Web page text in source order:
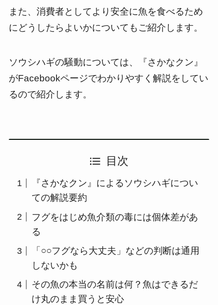
また、消費者としてより安全に魚を食べるため
にどうしたらよいかについてもご紹介します。
ソウシハギの騒動については、『さかなクン』
がFacebookページでわかりやすく解説をしてい
るので紹介します。
目次
『さかなクン』によるソウシハギについ
ての解説要約
フグをはじめ魚介類の毒には個体差があ
る
「○○フグなら大丈夫」などの判断は通用
しないかも
その魚の本当の名前は何？魚はできるだ
け丸のまま買うと安心